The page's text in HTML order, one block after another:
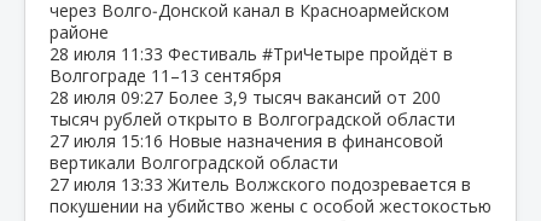
через Волго‑Донской канал в Красноармейском
районе
28 июля 11:33 Фестиваль #ТриЧетыре пройдёт в
Волгограде 11–13 сентября
28 июля 09:27 Более 3,9 тысяч вакансий от 200
тысяч рублей открыто в Волгоградской области
27 июля 15:16 Новые назначения в финансовой
вертикали Волгоградской области
27 июля 13:33 Житель Волжского подозревается в
покушении на убийство жены с особой жестокостью